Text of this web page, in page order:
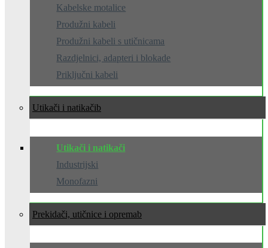
Kabelske motalice
Produžni kabeli
Produžni kabeli s utičnicama
Razdjelnici, adapteri i blokade
Priključni kabeli
Utikači i natikači
Utikači i natikači
Industrijski
Monofazni
Prekidači, utičnice i oprema